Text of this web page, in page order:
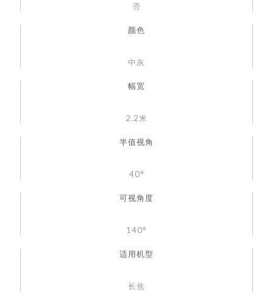
否
颜色
中灰
幅宽
2.2米
半值视角
40°
可视角度
140°
适用机型
长焦